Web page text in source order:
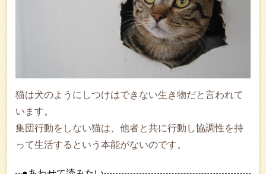
猫は犬のようにしつけはできない生き物だと言われて
います。
集団行動をしない猫は、他者と共に行動し協調性を持
って生活するという本能がないのです。